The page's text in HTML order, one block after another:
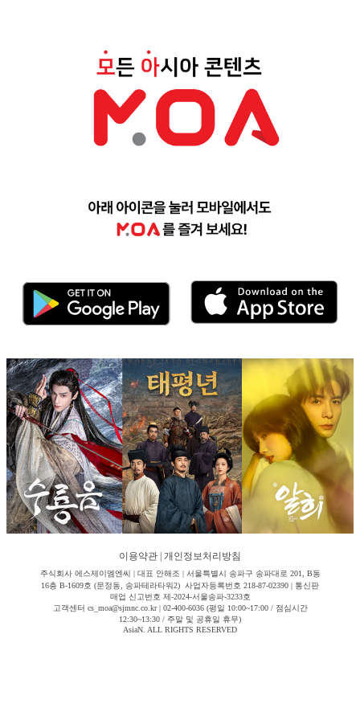
이용약관 개인정보처리방침
주식회사 에스제이엠엔씨 | 대표 안해조 | 서울특별시 송파구 송파대로 201, B동
16층 B-1609호 (문정동, 송파테라타워2) 사업자등록번호 218-87-02390 | 통신판
매업 신고번호 제-2024-서울송파-3233호
고객센터 cs_moa@sjmnc.co.kr | 02-400-6036 (평일 10:00~17:00 / 점심시간
12:30~13:30 / 주말 및 공휴일 휴무)
AsiaN. ALL RIGHTS RESERVED